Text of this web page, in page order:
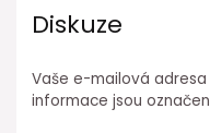
Diskuze
Vaše e-mailová
informace jsou